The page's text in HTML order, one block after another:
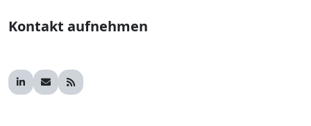
Kontakt aufnehmen